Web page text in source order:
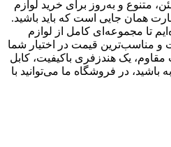
متنوع و به‌روز برای خرید لوازم
همان جایی است که باید باشید.
تا مجموعه‌ای کامل از لوازم
و مناسب‌ترین قیمت در اختیار شما
یک هندزفری باکیفیت، کابل
در فروشگاه ما می‌توانید با